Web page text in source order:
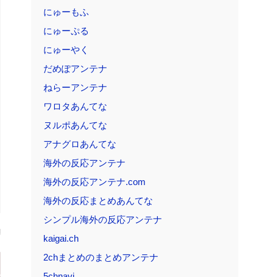
にゅーもふ
にゅーぷる
にゅーやく
だめぽアンテナ
ねらーアンテナ
ワロタあんてな
ヌルポあんてな
アナグロあんてな
海外の反応アンテナ
海外の反応アンテナ.com
海外の反応まとめあんてな
シンプル海外の反応アンテナ
kaigai.ch
2chまとめのまとめアンテナ